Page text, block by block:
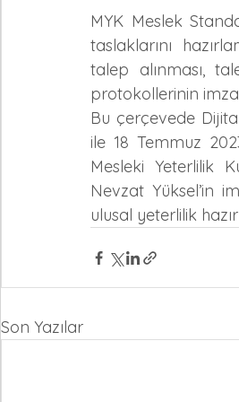
MYK Meslek
taslaklarını
talep alınması,
protokollerinin
Bu çerçevede
ile 18 Temmuz
Mesleki Yeterlilik
Nevzat Yüksel’in
ulusal yeterlilik
Son Yazılar